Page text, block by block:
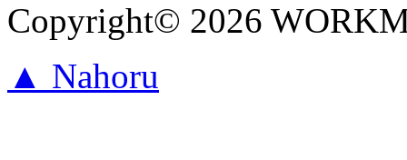
Copyright© 2026
▲ Nahoru